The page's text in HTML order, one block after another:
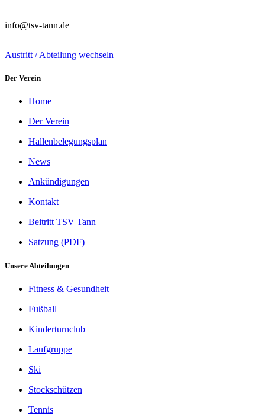
info@tsv-tann.de
Austritt / Abteilung wechseln
Der Verein
Home
Der Verein
Hallenbelegungsplan
News
Ankündigungen
Kontakt
Beitritt TSV Tann
Satzung (PDF)
Unsere Abteilungen
Fitness & Gesundheit
Fußball
Kinderturnclub
Laufgruppe
Ski
Stockschützen
Tennis